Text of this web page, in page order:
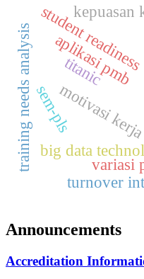
aplikasi pmb
big data
student readiness
training needs analysis motivasi kerja
kepuasan
variasi
turnover
sem-pls
titanic
Announcements
Accreditation